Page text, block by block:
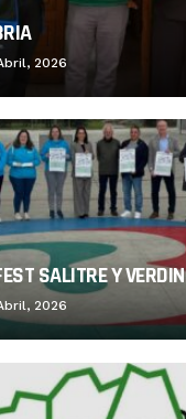
2026
SALITRE Y VERDIN
2026